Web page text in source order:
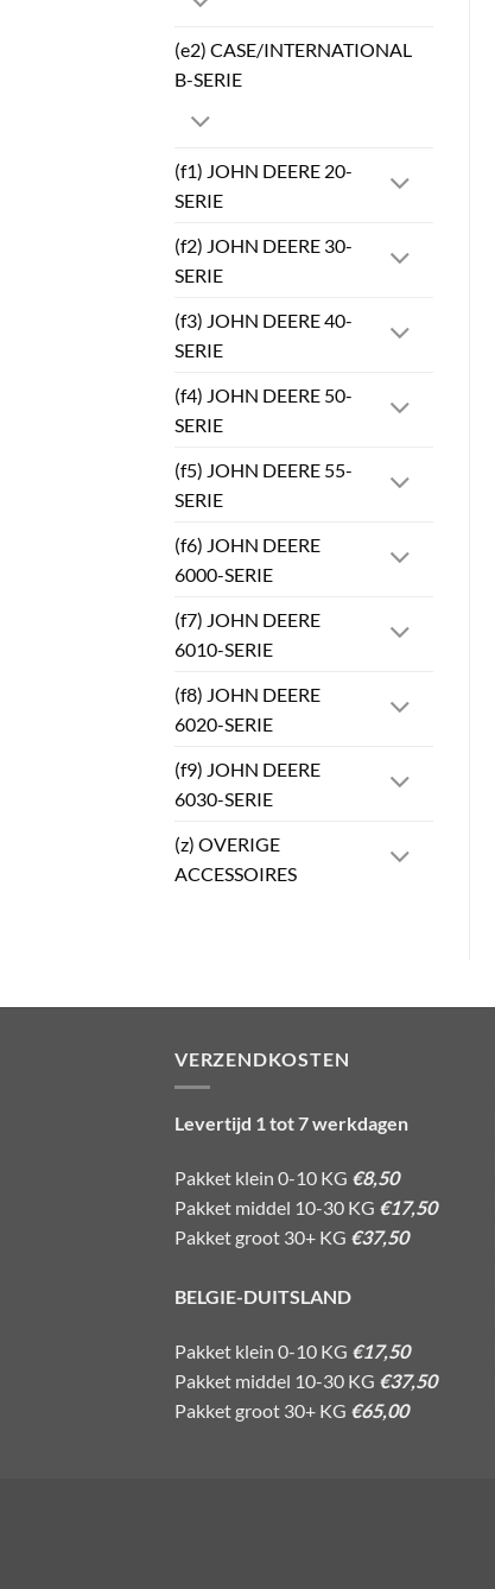
(e2) CASE/INTERNATIONAL
B-SERIE
(f1) JOHN DEERE 20-
SERIE
(f2) JOHN DEERE 30-
SERIE
(f3) JOHN DEERE 40-
SERIE
(f4) JOHN DEERE 50-
SERIE
(f5) JOHN DEERE 55-
SERIE
(f6) JOHN DEERE
6000-SERIE
(f7) JOHN DEERE
6010-SERIE
(f8) JOHN DEERE
6020-SERIE
(f9) JOHN DEERE
6030-SERIE
(z) OVERIGE
ACCESSOIRES
VERZENDKOSTEN
Levertijd 1 tot 7 werkdagen
Pakket klein 0-10 KG €8,50
Pakket middel 10-30 KG €17,50
Pakket groot 30+ KG €37,50
BELGIE-DUITSLAND
Pakket klein 0-10 KG €17,50
Pakket middel 10-30 KG €37,50
Pakket groot 30+ KG €65,00